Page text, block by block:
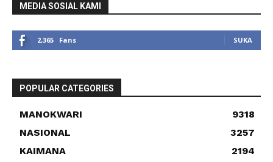
MEDIA SOSIAL KAMI
2,365 Fans SUKA
POPULAR CATEGORIES
MANOKWARI
9318
NASIONAL
3257
KAIMANA
2194